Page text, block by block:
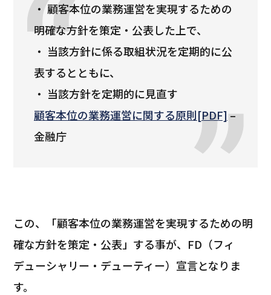
・ 顧客本位の業務運営を実現するための
明確な方針を策定・公表した上で、
・ 当該方針に係る取組状況を定期的に公
表するとともに、
・ 当該方針を定期的に見直す
顧客本位の業務運営に関する原則[PDF]–
金融庁
この、「顧客本位の業務運営を実現するための明
確な方針を策定・公表」する事が、FD（フィ
デューシャリー・デューティー）宣言となりま
す。